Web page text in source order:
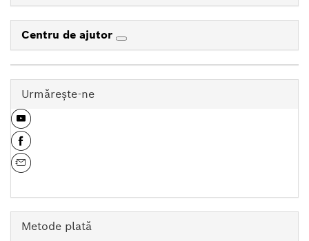
Centru de ajutor
Urmăreşte-ne
Metode plată